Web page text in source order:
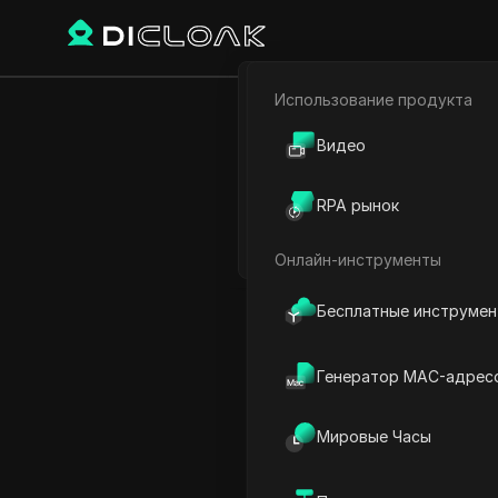
Электронная коммерция
Использование продукта
Видео
RPA рынок
Онлайн-инструменты
Бесплатные
Генератор MAC-
Мировые Часы
Назад
Введение в Ad Slice
Как работает Ad Slice
Начало работы с Ad Slice